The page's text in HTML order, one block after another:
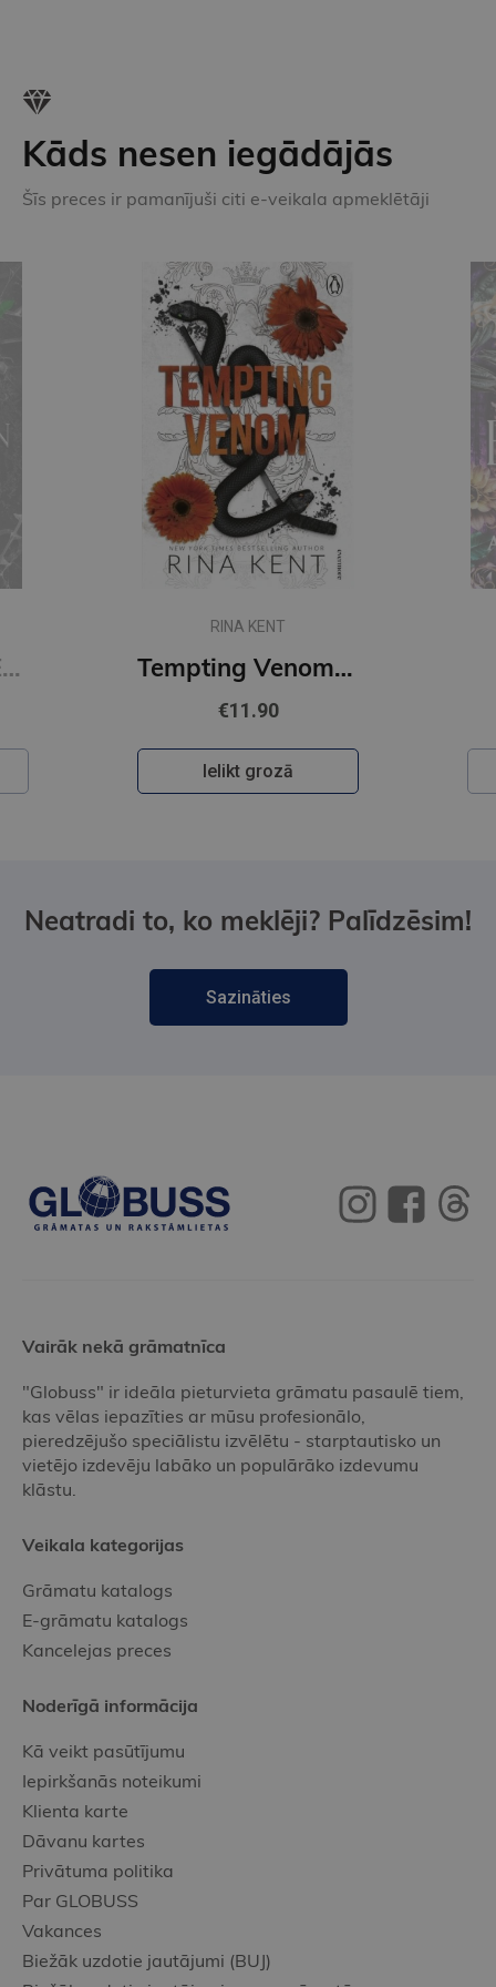
Kāds nesen iegādājās
Šīs preces ir pamanījuši citi e-veikala apmeklētāji
Tempting Venom : #3 The Vipers series
AUTUMN WOODS
Daybreak
€11.90
Ielikt grozā
Neatradi to, ko meklēji? Palīdzēsim!
Sazināties
Vairāk nekā grāmatnīca
"Globuss" ir ideāla pieturvieta grāmatu pasaulē tiem,
kas vēlas iepazīties ar mūsu profesionālo,
pieredzējušo speciālistu izvēlētu - starptautisko un
vietējo izdevēju labāko un populārāko izdevumu
klāstu.
Veikala kategorijas
Grāmatu katalogs
E-grāmatu katalogs
Kancelejas preces
Noderīgā informācija
Kā veikt pasūtījumu
Iepirkšanās noteikumi
Klienta karte
Dāvanu kartes
Privātuma politika
Par GLOBUSS
Vakances
Biežāk uzdotie jautājumi (BUJ)